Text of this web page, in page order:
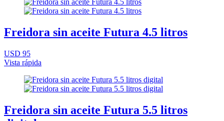
Freidora sin aceite Futura 4.5 litros
USD 95
Vista rápida
Freidora sin aceite Futura 5.5 litros